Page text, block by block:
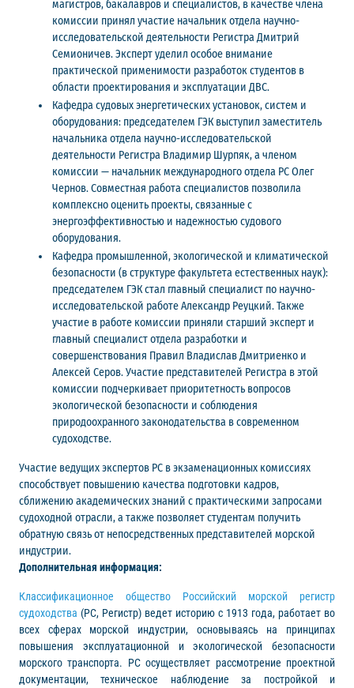
магистров, бакалавров и специалистов, в качестве члена
комиссии принял участие начальник отдела научно-
исследовательской деятельности Регистра Дмитрий
Семионичев. Эксперт уделил особое внимание
практической применимости разработок студентов в
области проектирования и эксплуатации ДВС.
Кафедра судовых энергетических установок, систем и
оборудования: председателем ГЭК выступил заместитель
начальника отдела научно-исследовательской
деятельности Регистра Владимир Шурпяк, а членом
комиссии — начальник международного отдела РС Олег
Чернов. Совместная работа специалистов позволила
комплексно оценить проекты, связанные с
энергоэффективностью и надежностью судового
оборудования.
Кафедра промышленной, экологической и климатической
безопасности (в структуре факультета естественных наук):
председателем ГЭК стал главный специалист по научно-
исследовательской работе Александр Реуцкий. Также
участие в работе комиссии приняли старший эксперт и
главный специалист отдела разработки и
совершенствования Правил Владислав Дмитриенко и
Алексей Серов. Участие представителей Регистра в этой
комиссии подчеркивает приоритетность вопросов
экологической безопасности и соблюдения
природоохранного законодательства в современном
судоходстве.
Участие ведущих экспертов РС в экзаменационных комиссиях
способствует повышению качества подготовки кадров,
сближению академических знаний с практическими запросами
судоходной отрасли, а также позволяет студентам получить
обратную связь от непосредственных представителей морской
индустрии.
Дополнительная информация:
Классификационное общество Российский морской регистр
судоходства (РС, Регистр) ведет историю с 1913 года, работает во
всех сферах морской индустрии, основываясь на принципах
повышения эксплуатационной и экологической безопасности
морского транспорта. РС осуществляет рассмотрение проектной
документации, техническое наблюдение за постройкой и